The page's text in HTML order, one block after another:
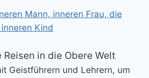
Mann, inneren Frau, die
Kind
in die Obere Welt
Geistführern und Lehrern, um